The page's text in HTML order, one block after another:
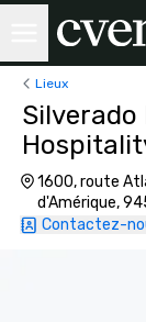
Lieux
Silverado
1600, route
d'Amérique,
Contactez-